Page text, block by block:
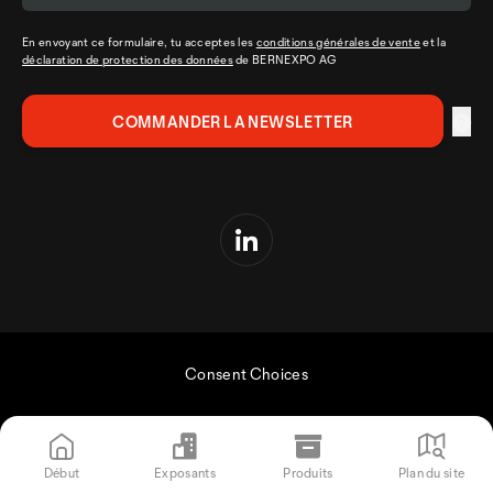
En envoyant ce formulaire, tu acceptes les conditions générales de venteet la
déclaration de protection des donnéesde BERNEXPO AG
Consent Choices
Début Exposants Produits Plan du site